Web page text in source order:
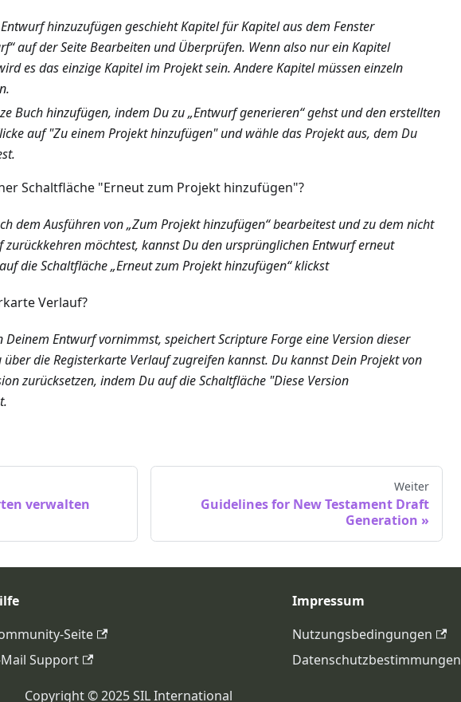
hinzuzufügen geschieht Kapitel für Kapitel aus dem Fenster
auf der Seite Bearbeiten und Überprüfen. Wenn also nur ein Kapitel
es das einzige Kapitel im Projekt sein. Andere Kapitel müssen einzeln
Buch hinzufügen, indem Du zu „Entwurf generieren“ gehst und den erstellten
auf "Zu einem Projekt hinzufügen" und wähle das Projekt aus, dem Du
Schaltfläche "Erneut zum Projekt hinzufügen"?
dem Ausführen von „Zum Projekt hinzufügen“ bearbeitest und zu dem nicht
zurückkehren möchtest, kannst Du den ursprünglichen Entwurf erneut
die Schaltfläche „Erneut zum Projekt hinzufügen“ klickst
Verlauf?
Deinem Entwurf vornimmst, speichert Scripture Forge eine Version dieser
die Registerkarte Verlauf zugreifen kannst. Du kannst Dein Projekt von
zurücksetzen, indem Du auf die Schaltfläche "Diese Version
verwalten
Weiter
Guidelines for New Testament Draft
Generation
Seite
Mail Support
Impressum
Nutzungsbedingungen
Datenschutzbestimmungen
Copyright ©️ 2025 SIL International